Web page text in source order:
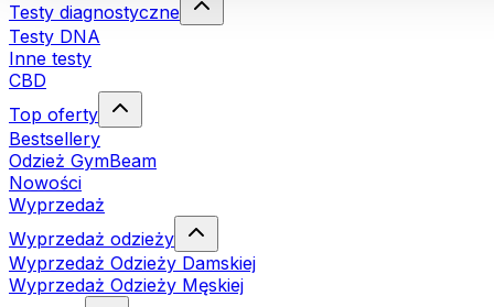
Testy diagnostyczne
Testy DNA
Inne testy
CBD
Top oferty
Bestsellery
Odzież GymBeam
Nowości
Wyprzedaż
Wyprzedaż odzieży
Wyprzedaż Odzieży Damskiej
Wyprzedaż Odzieży Męskiej